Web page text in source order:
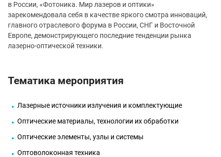
в России, «Фотоника. Мир лазеров и оптики»
зарекомендовала себя в качестве яркого смотра инноваций,
главного отраслевого форума в России, СНГ и Восточной
Европе, демонстрирующего последние тенденции рынка
лазерно-оптической техники.
Тематика мероприятия
Лазерные источники излучения и комплектующие
Оптические материалы, технологии их обработки
Оптические элементы, узлы и системы
Оптоволоконная техника